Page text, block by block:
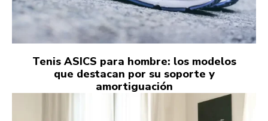
Tenis ASICS para hombre: los modelos
que destacan por su soporte y
amortiguación